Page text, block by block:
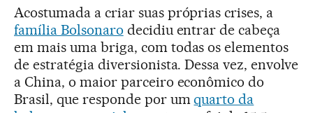
Acostumada a criar suas próprias crises, a
família Bolsonaro decidiu entrar de cabeça
em mais uma briga, com todas os elementos
de estratégia diversionista. Dessa vez, envolve
a China, o maior parceiro econômico do
Brasil, que responde por umquarto da